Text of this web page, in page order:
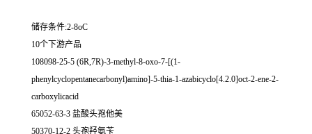
储存条件:2-8oC
10个下游产品
108098-25-5 (6R,7R)-3-methyl-8-oxo-7-[(1-
phenylcyclopentanecarbonyl)amino]-5-thia-1-azabicyclo[4.2.0]oct-2-ene-2-
carboxylicacid
65052-63-3 盐酸头孢他美
50370-12-2 头孢羟氨苄